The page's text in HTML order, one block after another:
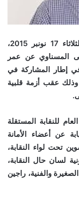
توفي إلى رحمة اللـه تعالى صباح اليوم الثلاثاء 17 نونبر 2015،
المسناوي عن عمر
في إطار المشاركة في
.. وذلك عقب أزمة قلبية
للنقابة المستقلة
عن أعضاء الأمانة
تحت لواء النقابة،
لسان حال النقابة،
والفنية، راجين